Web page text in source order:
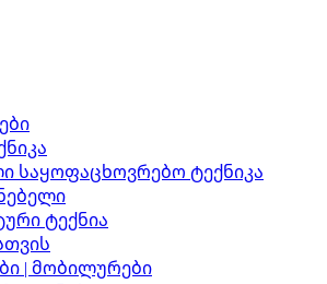
საყოფაცხოვრებო ტექნიკა
ტექნია
| მობილურები